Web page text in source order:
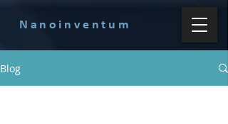
Nanoinventum
Blog